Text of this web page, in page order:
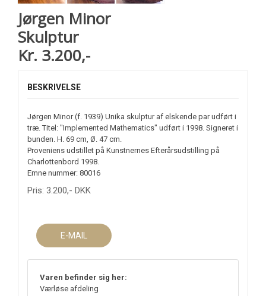
Jørgen Minor
Skulptur
Kr. 3.200,-
BESKRIVELSE
Jørgen Minor (f. 1939) Unika skulptur af elskende par udført i
træ. Titel: "Implemented Mathematics" udført i 1998. Signeret i
bunden. H. 69 cm, Ø. 47 cm.
Proveniens udstillet på Kunstnernes Efterårsudstilling på
Charlottenbord 1998.
Emne nummer: 80016
Pris: 3.200,- DKK
E-MAIL
Varen befinder sig her:
Værløse afdeling